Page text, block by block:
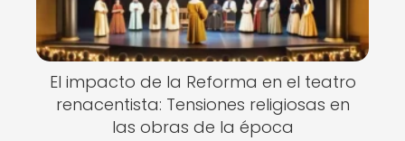
El impacto de la Reforma en el teatro
renacentista: Tensiones religiosas en
las obras de la época